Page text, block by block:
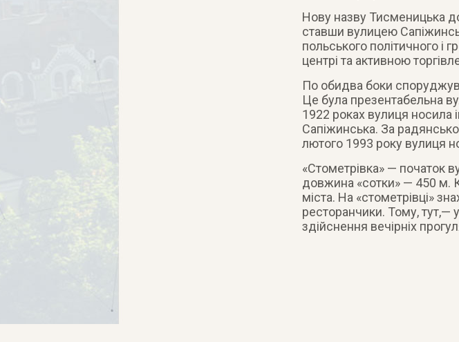
Нову назву Тисменицька
ставши вулицею
польського політичного і
центрі та активною
По обидва боки
Це була презентабельна
1922 роках вулиця носила
Сапіжинська. За
лютого 1993 року вулиця
«Стометрівка» — початок
довжина «сотки» — 450 м.
міста. На «стометрівці»
ресторанчики. Тому, тут,—
здійснення вечірніх